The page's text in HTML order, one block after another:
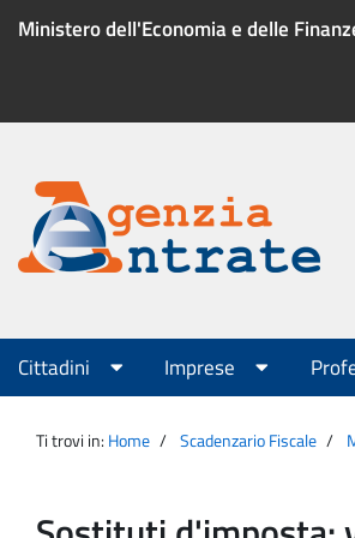
Ministero dell'Economia e delle
Menu
servizio
Agenzia
Entrate
Menu
principale
Cittadini Imprese
Ti trovi in: Home Scadenzario Fiscale